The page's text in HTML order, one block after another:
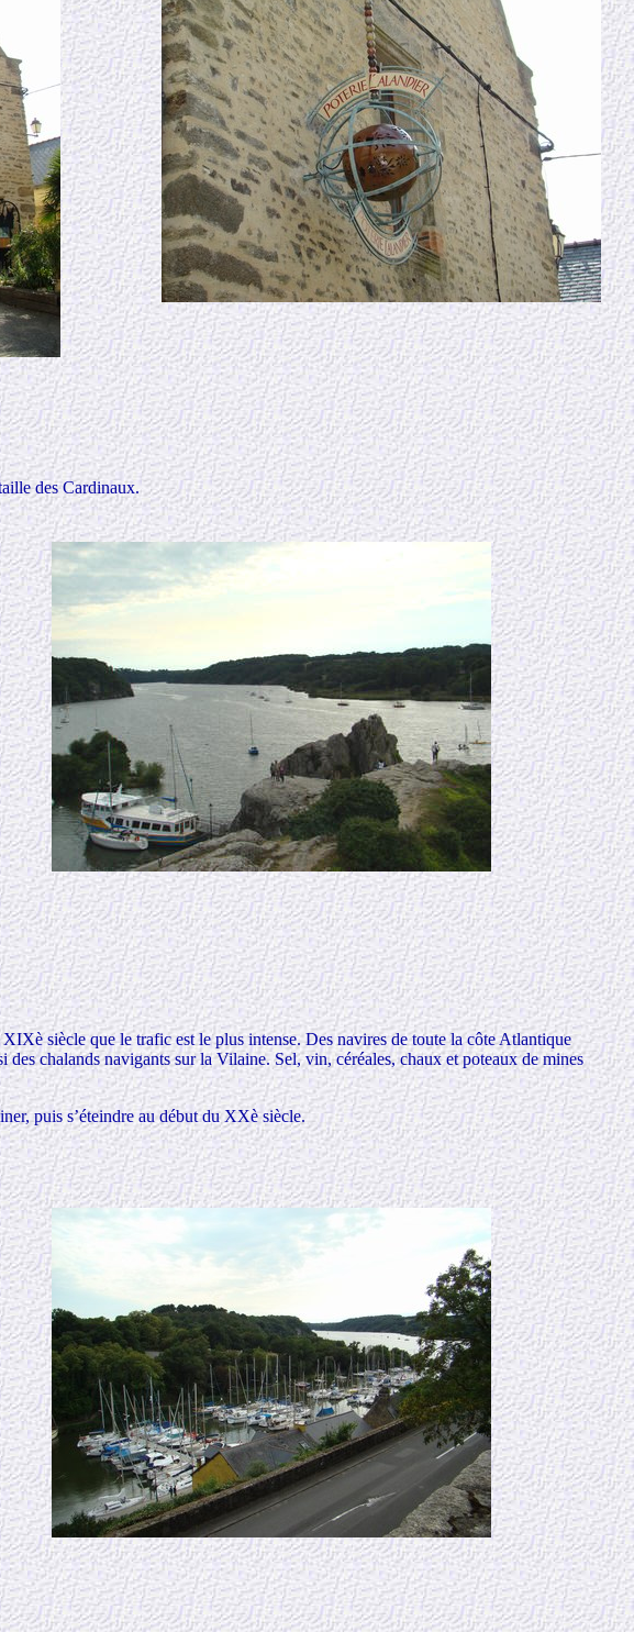
des Cardinaux.
siècle que le trafic est le plus intense. Des navires de toute la côte Atlantique
chalands navigants sur la Vilaine. Sel, vin, céréales, chaux et poteaux de mines
puis s’éteindre au début du XXè siècle.